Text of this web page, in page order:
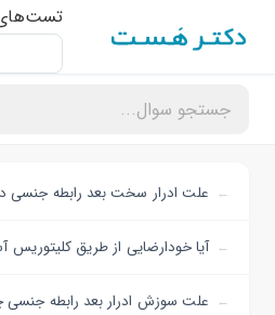
تست‌های
علت ادرار سخت بعد رابطه جنسی
آیا خودارضایی از طریق
علت سوزش ادرار بعد رابطه